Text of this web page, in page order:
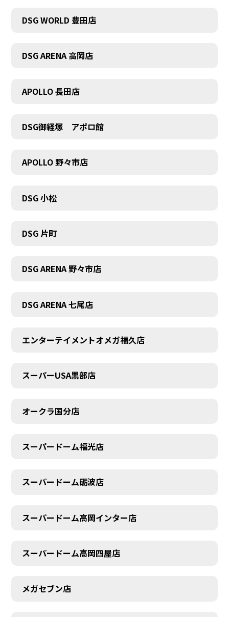
DSG WORLD 豊田店
DSG ARENA 高岡店
APOLLO 長田店
DSG御経塚 アポロ館
APOLLO 野々市店
DSG 小松
DSG 片町
DSG ARENA 野々市店
DSG ARENA 七尾店
エンターテイメントオメガ福久店
スーパーUSA黒部店
オークラ国分店
スーパードーム福光店
スーパードーム砺波店
スーパードーム高岡インター店
スーパードーム高岡四屋店
メガセブン店